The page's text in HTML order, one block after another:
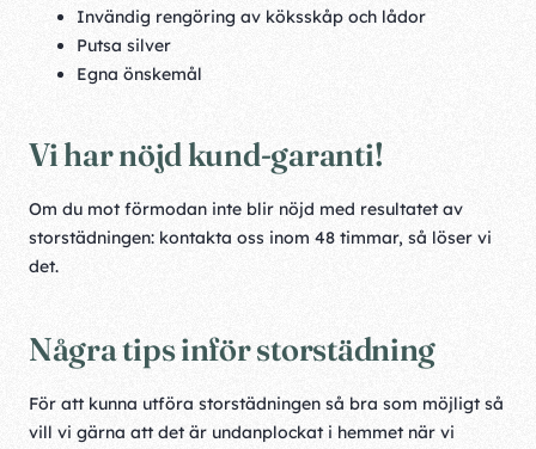
Invändig rengöring av köksskåp och lådor
Putsa silver
Egna önskemål
Vi har nöjd kund-garanti!
Om du mot förmodan inte blir nöjd med resultatet av
storstädningen: kontakta oss inom 48 timmar, så löser vi
det.
Några tips inför storstädning
För att kunna utföra storstädningen så bra som möjligt så
vill vi gärna att det är undanplockat i hemmet när vi